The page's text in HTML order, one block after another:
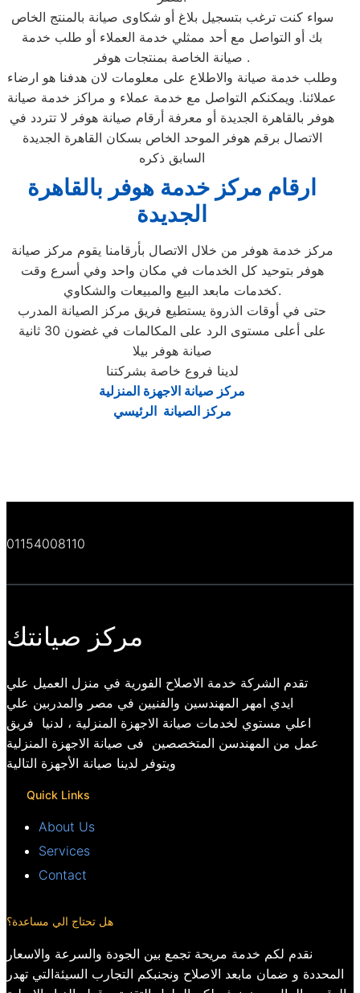
سواء كنت ترغب بتسجيل بلاغ أو شكاوى صيانة بالمنتج الخاص
بك أو التواصل مع أحد ممثلي خدمة العملاء أو طلب خدمة
صيانة الخاصة بمنتجات هوفر .
وطلب خدمة صيانة والاطلاع على معلومات لان هدفنا هو ارضاء
عملائنا. ويمكنكم التواصل مع خدمة عملاء و مراكز خدمة صيانة
هوفر بالقاهرة الجديدة أو معرفة أرقام صيانة هوفر لا تتردد في
الاتصال برقم هوفر الموحد الخاص بسكان القاهرة الجديدة
السابق ذكره
ارقام مركز خدمة هوفر بالقاهرة
الجديدة
مركز خدمة هوفر من خلال الاتصال بأرقامنا يقوم مركز صيانة
هوفر بتوحيد كل الخدمات في مكان واحد وفي أسرع وقت
كخدمات مابعد البيع والمبيعات والشكاوي.
حتى في أوقات الذروة يستطيع فريق مركز الصيانة المدرب
على أعلى مستوى الرد على المكالمات في غضون 30 ثانية
صيانة هوفر بيلا
لدينا فروع خاصة بشركتنا
مركز صيانة الاجهزة المنزلية
مركز الصيانة الرئيسي
01154008110
مركز صيانتك
تقدم الشركة خدمة الاصلاح الفورية في منزل العميل علي
ايدي امهر المهندسين والفنيين في مصر والمدربين علي
اعلي مستوي لخدمات صيانة الاجهزة المنزلية ، لدنيا فريق
عمل من المهندسن المتخصصين فى صيانة الاجهزة المنزلية
ويتوفر لدينا صيانة الأجهزة التالية
Quick Links
About Us
Services
Contact
هل تحتاج الي مساعدة؟
نقدم لكم خدمة مريحة تجمع بين الجودة والسرعة والاسعار
المحددة و ضمان مابعد الاصلاح ونجنبكم التجارب السيئةالتي تهدر